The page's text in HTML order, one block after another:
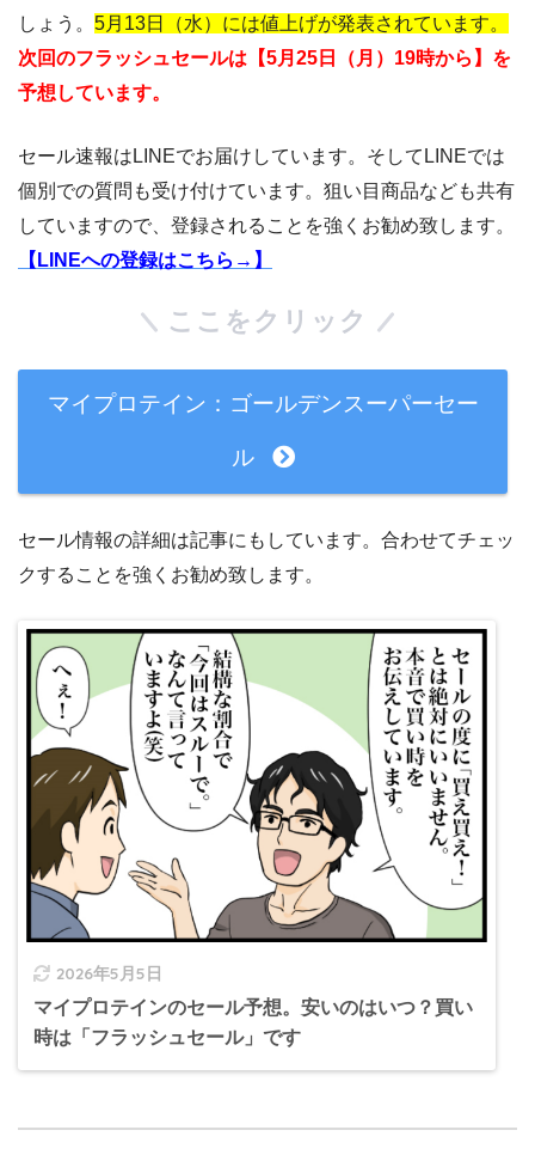
しょう。 5月13日（水）には値上げが発表されています。
次回のフラッシュセールは【5月25日（月）19時から】を
予想しています。
セール速報はLINEでお届けしています。そしてLINEでは
個別での質問も受け付けています。狙い目商品なども共有
していますので、登録されることを強くお勧め致します。
【LINEへの登録はこちら→】
ここをクリック
マイプロテイン：ゴールデンスーパーセー
ル
セール情報の詳細は記事にもしています。合わせてチェッ
クすることを強くお勧め致します。
2026年5月5日
マイプロテインのセール予想。安いのはいつ？買い
時は「フラッシュセール」です